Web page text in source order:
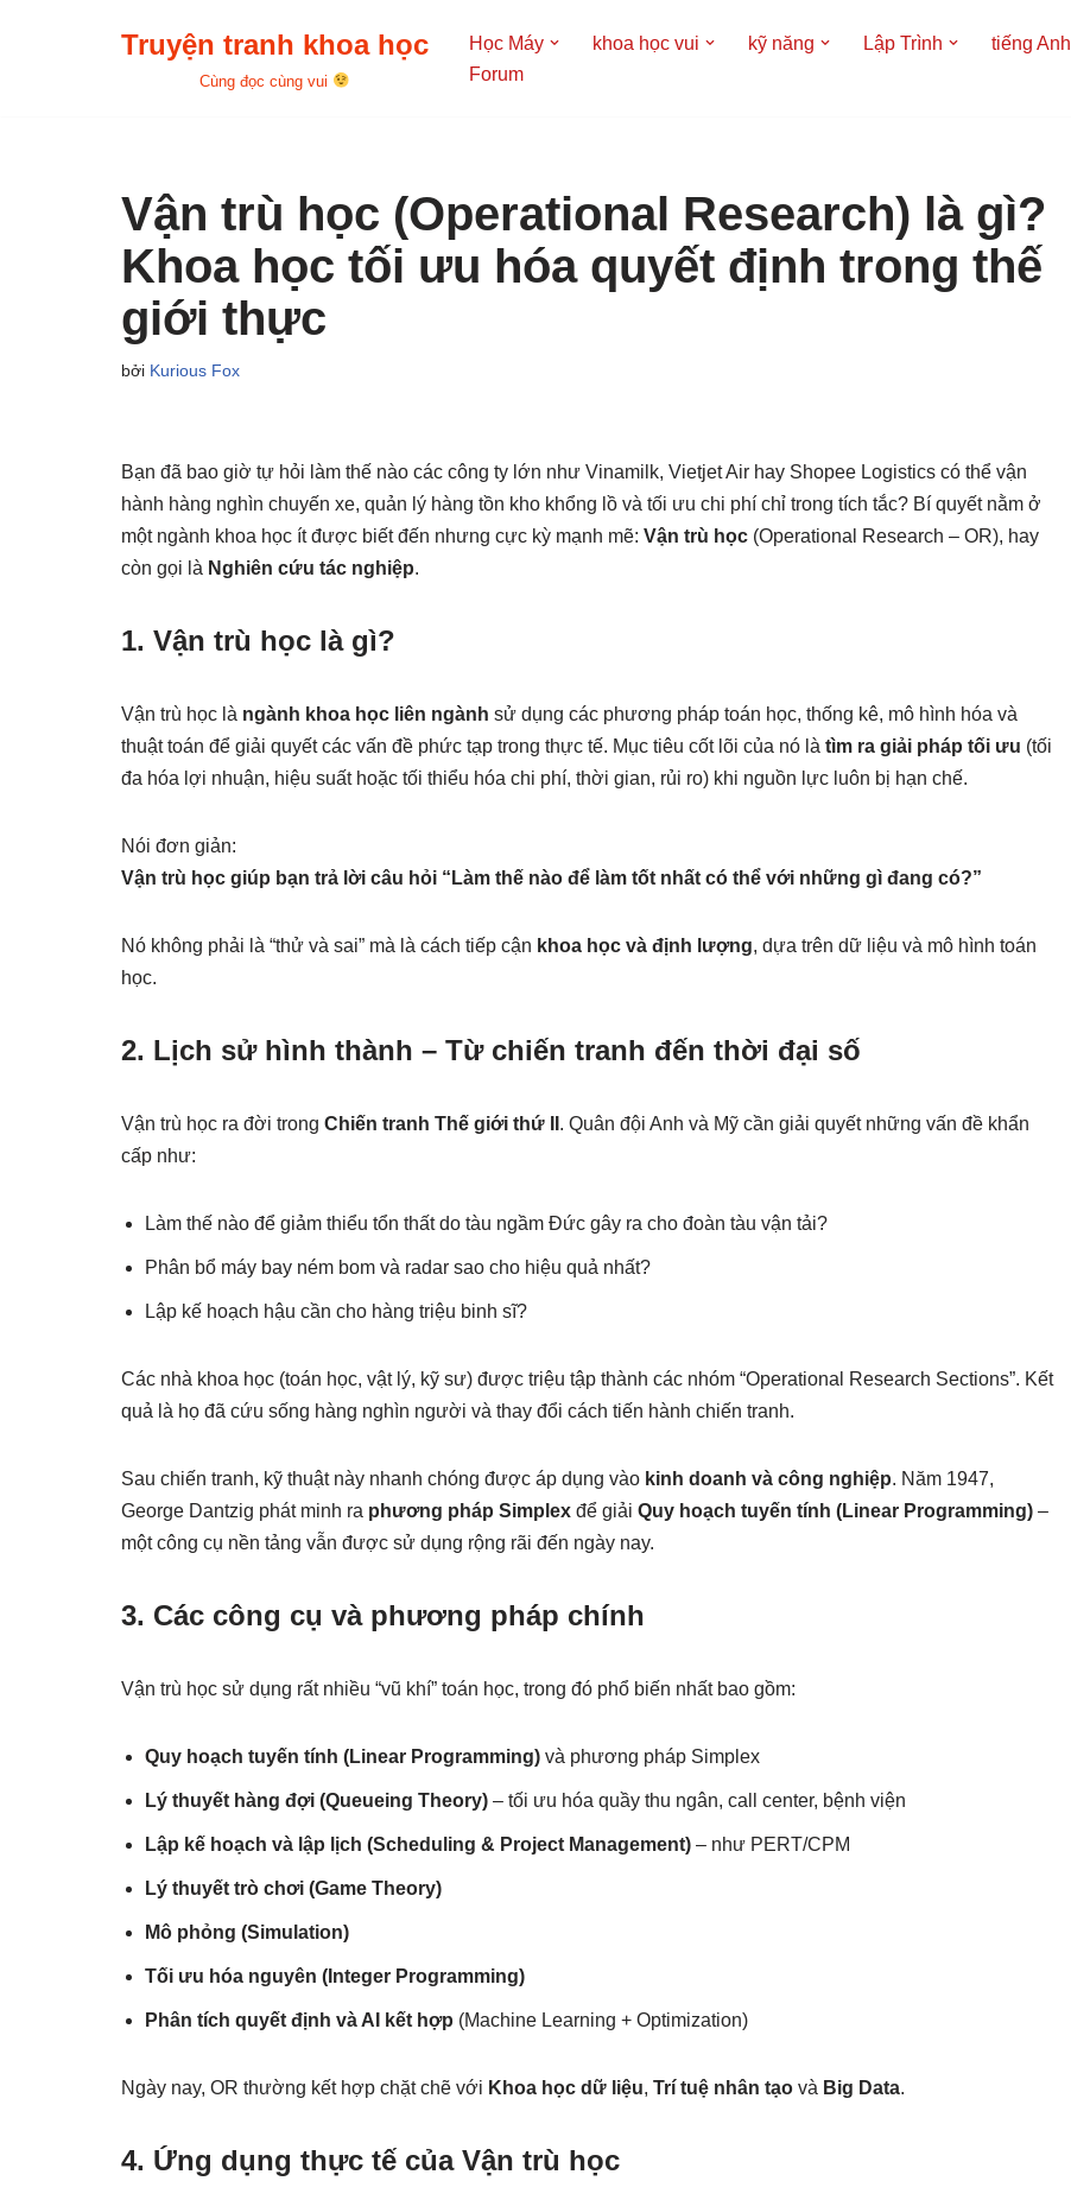
Truyện tranh khoa học
Cùng đọc cùng vui
Học Máy khoa học vui kỹ năng Lập Trình tiếng Anh
Forum
Vận trù học (Operational Research) là gì?
Khoa học tối ưu hóa quyết định trong thế
giới thực
bởi Kurious Fox
Bạn đã bao giờ tự hỏi làm thế nào các công ty lớn như Vinamilk, Vietjet Air hay Shopee Logistics có thể vận
hành hàng nghìn chuyến xe, quản lý hàng tồn kho khổng lồ và tối ưu chi phí chỉ trong tích tắc? Bí quyết nằm ở
một ngành khoa học ít được biết đến nhưng cực kỳ mạnh mẽ: Vận trù học (Operational Research – OR), hay
còn gọi là Nghiên cứu tác nghiệp.
1. Vận trù học là gì?
Vận trù học là ngành khoa học liên ngành sử dụng các phương pháp toán học, thống kê, mô hình hóa và
thuật toán để giải quyết các vấn đề phức tạp trong thực tế. Mục tiêu cốt lõi của nó là tìm ra giải pháp tối ưu (tối
đa hóa lợi nhuận, hiệu suất hoặc tối thiểu hóa chi phí, thời gian, rủi ro) khi nguồn lực luôn bị hạn chế.
Nói đơn giản:
Vận trù học giúp bạn trả lời câu hỏi “Làm thế nào để làm tốt nhất có thể với những gì đang có?”
Nó không phải là “thử và sai” mà là cách tiếp cận khoa học và định lượng, dựa trên dữ liệu và mô hình toán
học.
2. Lịch sử hình thành – Từ chiến tranh đến thời đại số
Vận trù học ra đời trong Chiến tranh Thế giới thứ II . Quân đội Anh và Mỹ cần giải quyết những vấn đề khẩn
cấp như:
Làm thế nào để giảm thiểu tổn thất do tàu ngầm Đức gây ra cho đoàn tàu vận tải?
Phân bổ máy bay ném bom và radar sao cho hiệu quả nhất?
Lập kế hoạch hậu cần cho hàng triệu binh sĩ?
Các nhà khoa học (toán học, vật lý, kỹ sư) được triệu tập thành các nhóm “Operational Research Sections”. Kết
quả là họ đã cứu sống hàng nghìn người và thay đổi cách tiến hành chiến tranh.
Sau chiến tranh, kỹ thuật này nhanh chóng được áp dụng vào kinh doanh và công nghiệp. Năm 1947,
George Dantzig phát minh ra phương pháp Simplex để giải Quy hoạch tuyến tính (Linear Programming) –
một công cụ nền tảng vẫn được sử dụng rộng rãi đến ngày nay.
3. Các công cụ và phương pháp chính
Vận trù học sử dụng rất nhiều “vũ khí” toán học, trong đó phổ biến nhất bao gồm:
Quy hoạch tuyến tính (Linear Programming) và phương pháp Simplex
Lý thuyết hàng đợi (Queueing Theory) – tối ưu hóa quầy thu ngân, call center, bệnh viện
Lập kế hoạch và lập lịch (Scheduling & Project Management) – như PERT/CPM
Lý thuyết trò chơi (Game Theory)
Mô phỏng (Simulation)
Tối ưu hóa nguyên (Integer Programming)
Phân tích quyết định và AI kết hợp (Machine Learning + Optimization)
Ngày nay, OR thường kết hợp chặt chẽ với Khoa học dữ liệu, Trí tuệ nhân tạo và Big Data.
4. Ứng dụng thực tế của Vận trù học